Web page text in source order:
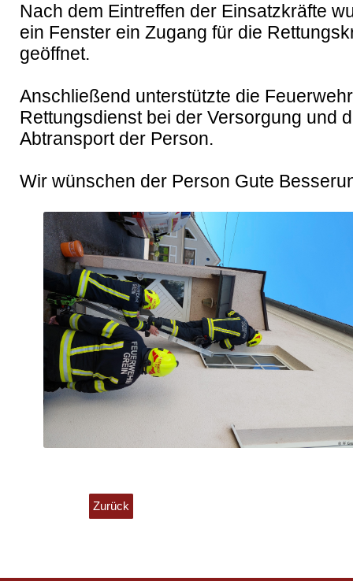
Nach dem Eintreffen der Einsatzkräfte
ein Fenster ein Zugang für die
geöffnet.
Anschließend unterstützte die
Rettungsdienst bei der Versorgung und
Abtransport der Person.
Wir wünschen der Person Gute
Zurück